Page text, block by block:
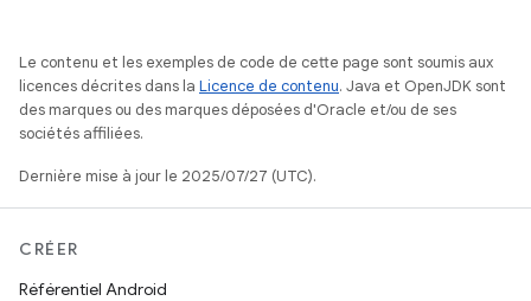
Le contenu et les exemples de code de cette page sont soumis aux
licences décrites dans la Licence de contenu. Java et OpenJDK sont
des marques ou des marques déposées d'Oracle et/ou de ses
sociétés affiliées.
Dernière mise à jour le 2025/07/27 (UTC).
CRÉER
Référentiel Android